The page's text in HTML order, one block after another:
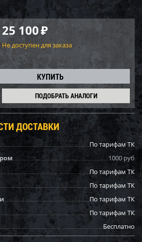
25 100₽
Не доступен для заказа
ПОДОБРАТЬ АНАЛОГИ
ДОСТАВКИ
По тарифам ТК
1000 руб
По тарифам ТК
По тарифам ТК
По тарифам ТК
По тарифам ТК
Бесплатно